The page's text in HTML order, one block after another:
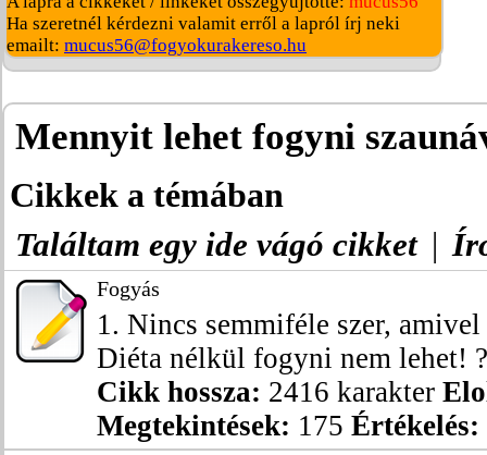
Ha szeretnél kérdezni valamit erről a lapról írj neki
emailt: mucus56@fogyokurakereso.hu
Mennyit lehet fogyni
Cikkek a témában
Találtam egy ide vágó cikket
Fogyás
1. Nincs semmiféle szer,
Diéta nélkül fogyni nem lehet!
Cikk hossza: 2416 karakter
Megtekintések: 175 Értékelés: